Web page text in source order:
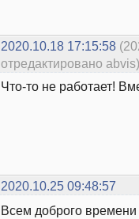
2020.10.18 17:15:58
отредактировано abvis)
Что-то не работает!
2020.10.25 09:48:57
Всем доброго